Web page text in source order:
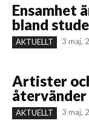
Ensamhet
bland
AKTUELLT 3 maj,
Artister
AKTUELLT 3 maj,